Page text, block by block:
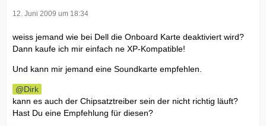
12. Juni 2009 um 18:34
weiss jemand wie bei Dell die Onboard Karte deaktiviert wird?
Dann kaufe ich mir einfach ne XP-Kompatible!
Und kann mir jemand eine Soundkarte empfehlen.
Dirk
kann es auch der Chipsatztreiber sein der nicht richtig läuft?
Hast Du eine Empfehlung für diesen?